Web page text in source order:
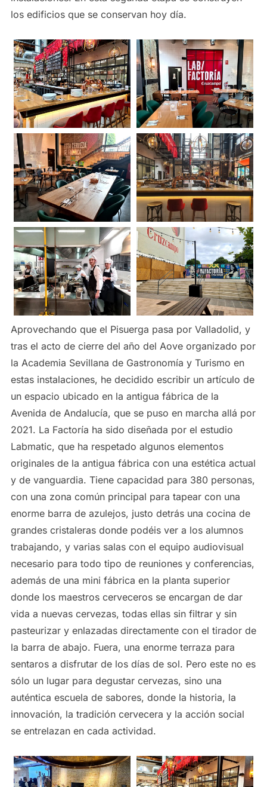
los edificios que se conservan hoy día.
Aprovechando que el Pisuerga pasa por Valladolid, y
tras el acto de cierre del año del Aove organizado por
la Academia Sevillana de Gastronomía y Turismo en
estas instalaciones, he decidido escribir un artículo de
un espacio ubicado en la antigua fábrica de la
Avenida de Andalucía, que se puso en marcha allá por
2021. La Factoría ha sido diseñada por el estudio
Labmatic, que ha respetado algunos elementos
originales de la antigua fábrica con una estética actual
y de vanguardia. Tiene capacidad para 380 personas,
con una zona común principal para tapear con una
enorme barra de azulejos, justo detrás una cocina de
grandes cristaleras donde podéis ver a los alumnos
trabajando, y varias salas con el equipo audiovisual
necesario para todo tipo de reuniones y conferencias,
además de una mini fábrica en la planta superior
donde los maestros cerveceros se encargan de dar
vida a nuevas cervezas, todas ellas sin filtrar y sin
pasteurizar y enlazadas directamente con el tirador de
la barra de abajo. Fuera, una enorme terraza para
sentaros a disfrutar de los días de sol. Pero este no es
sólo un lugar para degustar cervezas, sino una
auténtica escuela de sabores, donde la historia, la
innovación, la tradición cervecera y la acción social
se entrelazan en cada actividad.